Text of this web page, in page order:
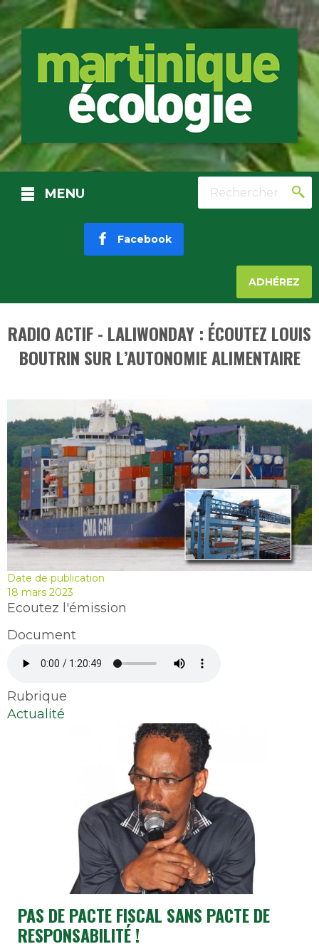
MENU Rechercher
Facebook
ADHÉREZ
RADIO ACTIF - LALIWONDAY : ÉCOUTEZ LOUIS
BOUTRIN SUR L’AUTONOMIE ALIMENTAIRE
Date de publication
18 mars 2023
Ecoutez l'émission
Document
file
Rubrique
Actualité
PAS DE PACTE FISCAL SANS PACTE DE
RESPONSABILITÉ !